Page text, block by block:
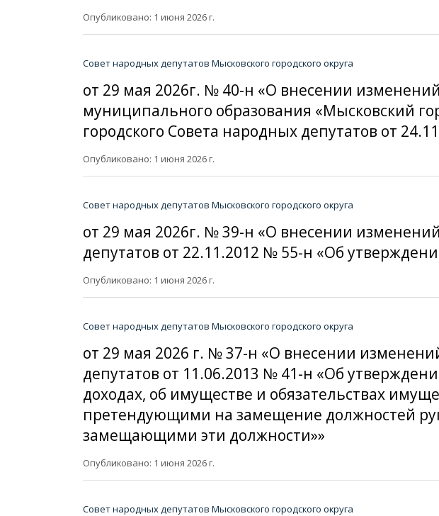
Опубликовано: 1 июня 2026 г.
Совет народных депутатов Мысковского городского округа
от 29 мая 2026г. № 40-н «О внесении
муниципального образования «Мысковский
городского Совета народных депутатов от
Опубликовано: 1 июня 2026 г.
Совет народных депутатов Мысковского городского округа
от 29 мая 2026г. № 39-н «О внесении
депутатов от 22.11.2012 № 55-н «Об
Опубликовано: 1 июня 2026 г.
Совет народных депутатов Мысковского городского округа
от 29 мая 2026 г. № 37-н «О внесении
депутатов от 11.06.2013 № 41-н «Об
доходах, об имуществе и обязательствах
претендующими на замещение должностей
замещающими эти должности»»
Опубликовано: 1 июня 2026 г.
Совет народных депутатов Мысковского городского округа